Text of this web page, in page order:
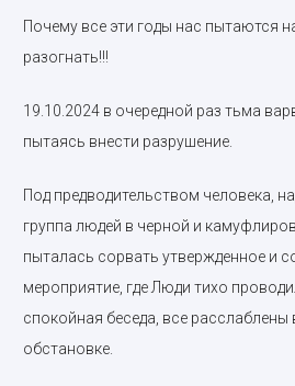
Почему все эти годы нас пытаются
разогнать!!!
19.10.2024 в очередной раз тьма
пытаясь внести разрушение.
Под предводительством человека,
группа людей в черной и
пыталась сорвать утвержденное и
мероприятие, где Люди тихо
спокойная беседа, все
обстановке.